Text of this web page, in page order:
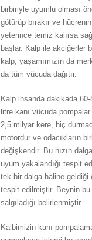
birbiriyle uyumlu olması
götürüp bırakır ve
yeterince temiz kalırsa
başlar. Kalp ile akciğerler
kalp, yaşamımızın da
da tüm vücuda dağıtır.
Kalp insanda dakikada
litre kanı vücuda
2,5 milyar kere, hiç
motordur ve odacıkların
değişkendir. Bu hızın
uyum yakalandığı tespit
tek bir dalga haline geldiği
tespit edilmiştir. Beynin
salgıladığı belirlenmiştir.
Kalbimizin kanı